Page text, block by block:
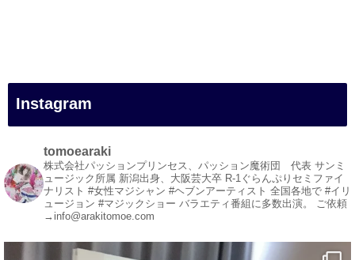
#旅行
#旅行動画
#一人旅
#観光スポット
#Travel
#ehime
#旅行好きと繋がりたい
Instagram
tomoearaki
株式会社パッションプリンセス、パッション魔術団 代表 サンミ
ュージック所属 新潟出身、大阪芸大卒 R-1ぐらんぷりセミファイ
ナリスト #女性マジシャン #ヘブンアーティスト 全国各地で #イリ
ュージョン #マジックショー バラエティ番組に多数出演。 ご依頼
→info@arakitomoe.com